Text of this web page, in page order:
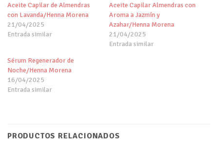
Aceite Capilar de Almendras
con Lavanda/Henna Morena
21/04/2025
Entrada similar
Aceite Capilar Almendras con
Aroma a Jazmín y
Azahar/Henna Morena
21/04/2025
Entrada similar
Sérum Regenerador de
Noche/Henna Morena
16/04/2025
Entrada similar
PRODUCTOS RELACIONADOS